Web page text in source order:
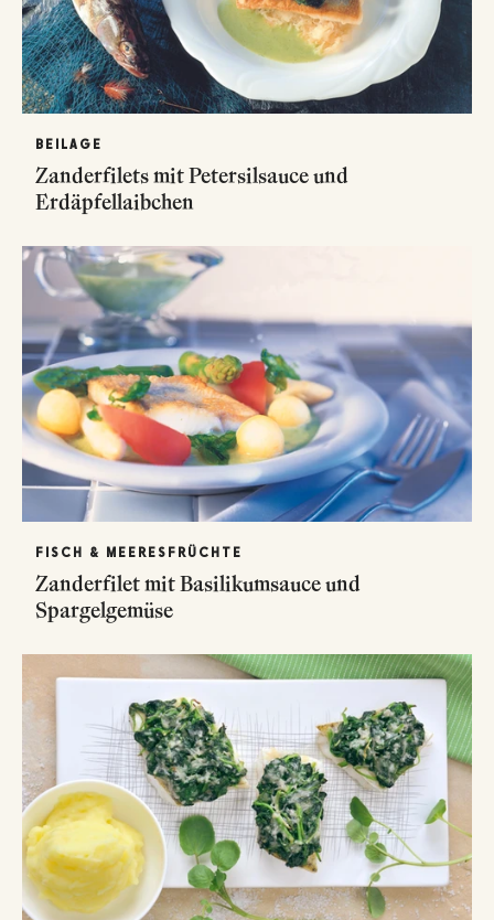
BEILAGE
Zanderfilets mit Petersilsauce und
Erdäpfellaibchen
FISCH & MEERESFRÜCHTE
Zanderfilet mit Basilikumsauce und
Spargelgemüse